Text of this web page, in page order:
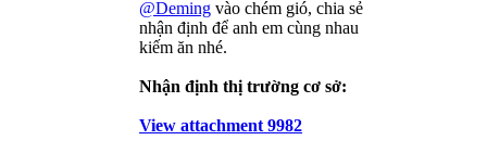
@Deming vào chém gió, chia sẻ
nhận định để anh em cùng nhau
kiếm ăn nhé.
Nhận định thị trường cơ sở:
View attachment 9982